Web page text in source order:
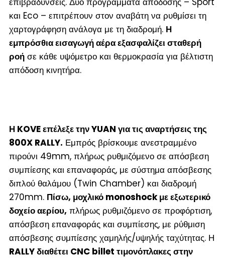
και Eco – επιτρέπουν στον αναβάτη να ρυθμίσει τη
χαρτογράφηση ανάλογα με τη διαδρομή. Η
εμπρόσθια εισαγωγή αέρα εξασφαλίζει σταθερή
ροήσε κάθε υψόμετρο και θερμοκρασία για βέλτιστη
απόδοση κινητήρα.
Η KOVE επέλεξε την YUAN για τις αναρτήσεις της
800X RALLY. Εμπρός βρίσκουμε ανεστραμμένο
πιρούνι 49mm, πλήρως ρυθμιζόμενο σε απόσβεση
συμπίεσης και επαναφοράς, με σύστημα απόσβεσης
διπλού θαλάμου (Twin Chamber) και διαδρομή
270mm. Πίσω, μοχλικό monoshock με εξωτερικό
δοχείο αερίου, πλήρως ρυθμιζόμενο σε προφόρτιση,
απόσβεση επαναφοράς και συμπίεσης, με ρύθμιση
απόσβεσης συμπίεσης χαμηλής/υψηλής ταχύτητας. Η
RALLY διαθέτει CNC billet τιμονόπλακες στην